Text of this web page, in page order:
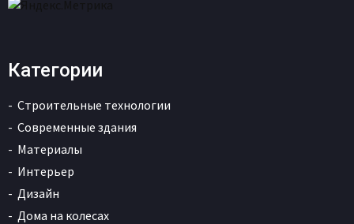
Категории
Строительные технологии
Современные здания
Материалы
Интерьер
Дизайн
Дома на колесах